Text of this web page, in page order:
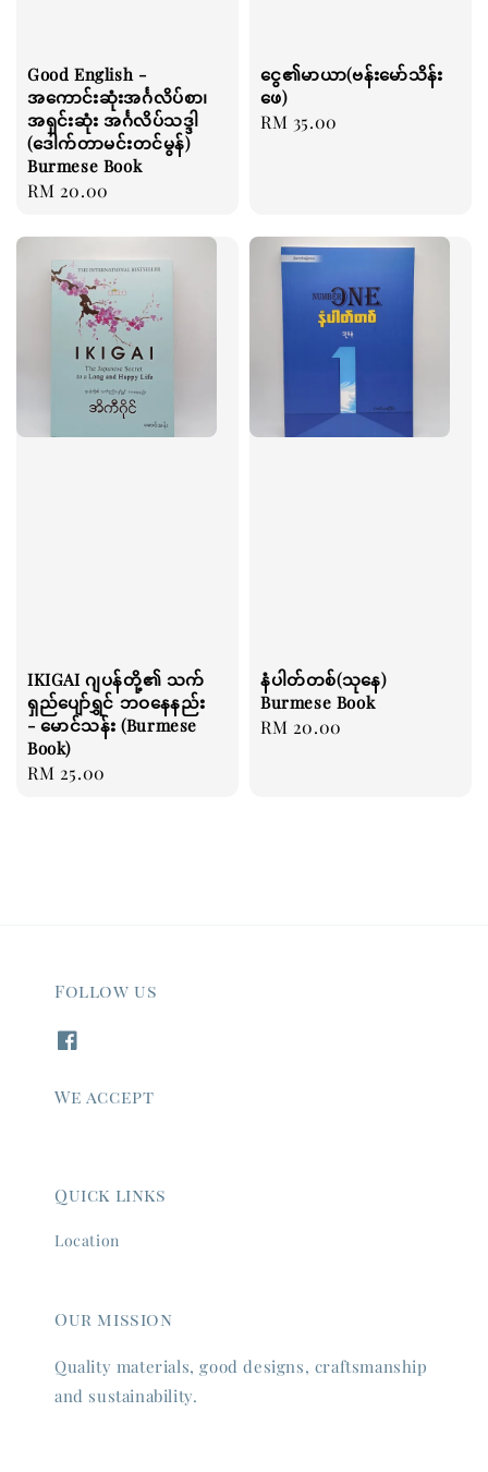
Good English -
အကောင်းဆုံးအင်္ဂလိပ်စာ၊
အရှင်းဆုံး အင်္ဂလိပ်သဒ္ဒါ
(ဒေါက်တာမင်းတင်မွန်)
Burmese Book
Regular
RM 20.00
ငွေ၏မာယာ(ဗန်းမော်သိန်း
ဖေ)
Regular
RM 35.00
IKIGAI ဂျပန်တို့၏ သက်
ရှည်ပျော်ရွှင် ဘဝနေနည်း
- မောင်သန်း (Burmese
Book)
Regular
RM 25.00
နံပါတ်တစ်(သုနေ)
Burmese Book
Regular
RM 20.00
Follow us
We accept
Quick links
Location
Our mission
Quality materials, good designs, craftsmanship
and sustainability.